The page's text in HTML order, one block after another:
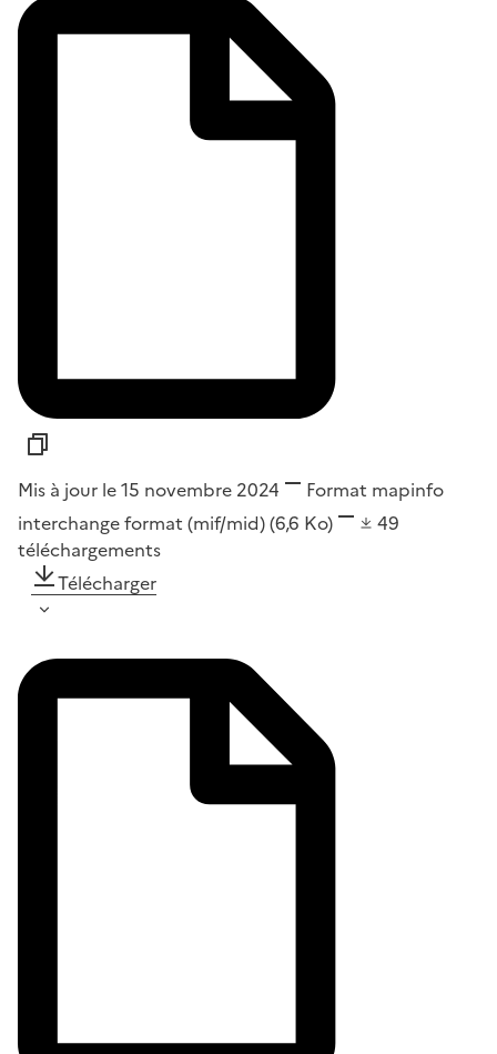
Mis à jour le 15 novembre 2024 Format mapinfo
interchange format (mif/mid)(6,6 Ko)
49
téléchargements
Télécharger